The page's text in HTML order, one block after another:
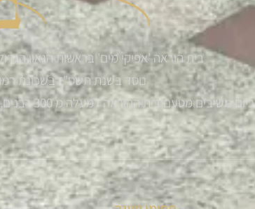
בית הוראה 'אפיקי מים' בראשות הגאון
נוסד בשנת תשס"ז בשכונת
כיום משיבים מטעם בית ההוראה למעלה מ 300 רבנים, בכ -100 ערים ברחבי הארץ והעולם